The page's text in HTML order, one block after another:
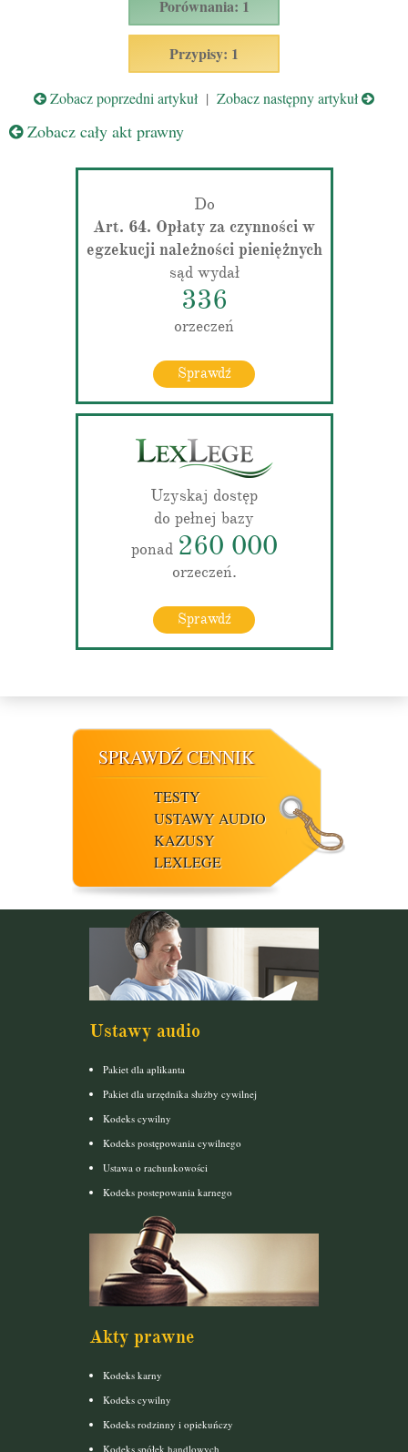
Porównania: 1
Przypisy: 1
Zobacz poprzedni artykuł | Zobacz następny artykuł
Zobacz cały akt prawny
Do
Art. 64. Opłaty za czynności w
egzekucji należności pieniężnych
sąd wydał
336
orzeczeń
Sprawdź
Uzyskaj dostęp
do pełnej bazy
ponad 260 000
orzeczeń.
Sprawdź
SPRAWDŹ CENNIK
TESTY
USTAWY AUDIO
KAZUSY
LEXLEGE
Ustawy audio
Pakiet dla aplikanta
Pakiet dla urzędnika służby cywilnej
Kodeks cywilny
Kodeks postępowania cywilnego
Ustawa o rachunkowości
Kodeks postepowania karnego
Akty prawne
Kodeks karny
Kodeks cywilny
Kodeks rodzinny i opiekuńczy
Kodeks spółek handlowych